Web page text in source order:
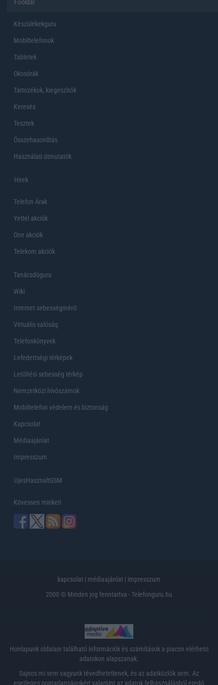
Főoldal
Készülékekguru
Mobiltelefonok
Tabletek
Okosórák
Tartozékok, kiegeszítők
Keresés
Tesztek
Összehasonlítás
Használati útmutatók
Hirek
Telefon Árak
Yettel akciók
One akciók
Telekom akciók
Tanácsdóguru
Wiki
Internet sebességmérő
Virtuális valóság
Telefonkönyvek
Lefedettségi térképek
Letöltési sebesség térkép
Nemzetközi hívószámok
Mobiltelefon védelem és biztonság
Kapcsolat
Médiaajánlat
Impresszum
UjesHasznaltGSM
Kövessen minket!
kapcsolat | médiaajánlat | impresszum
2000 © Minden jog fenntartva - Telefonguru.hu
Honlapunk oldalain található információk és számítások a piacon elérhető
adatokon alapszanak.
Sajnos mi sem vagyunk tévedhetetlenek, és az adatközlők sem. Az
esetleges pontatlanságokért valamint az adatok felhasználásból eredő